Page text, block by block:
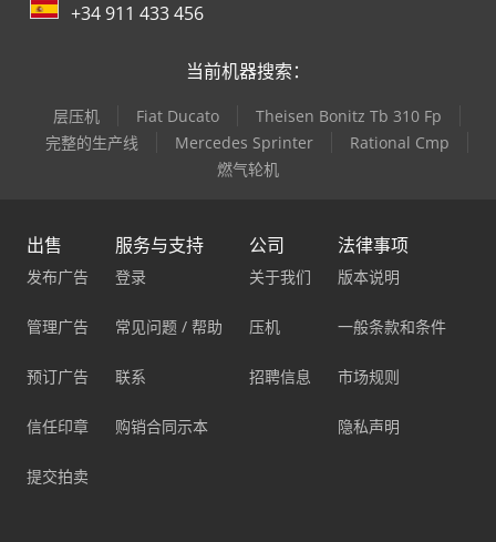
+34 911 433 456
当前机器搜索：
层压机 Fiat Ducato
Theisen Bonitz Tb 310 Fp
完整的生产线
Mercedes Sprinter
Rational Cmp
燃气轮机
出售
发布广告
管理广告
预订广告
信任印章
提交拍卖
服务与支持
登录
常见问题 / 帮助
联系
购销合同示本
公司
关于我们
压机
招聘信息
法律事项
版本说明
一般条款和条件
市场规则
隐私声明